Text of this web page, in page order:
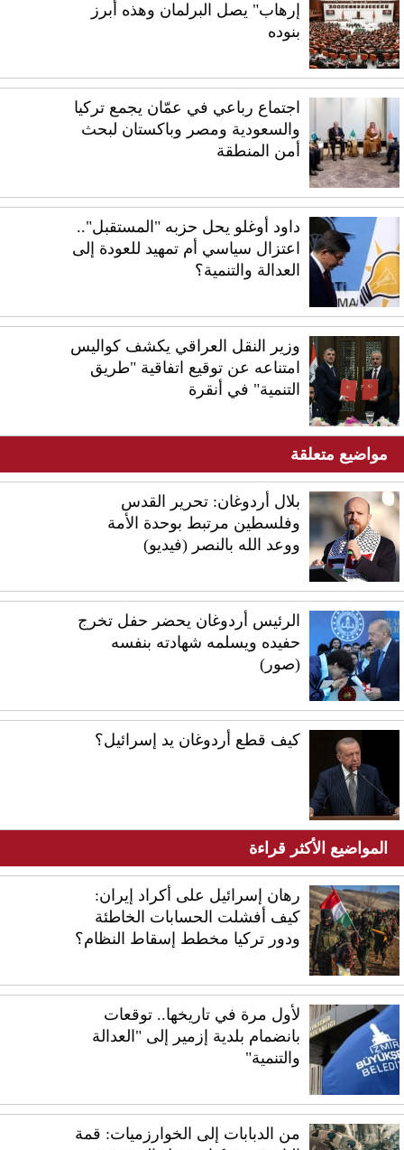
إرهاب" يصل البرلمان وهذه أبرز
بنوده
اجتماع رباعي في عمّان يجمع تركيا
والسعودية ومصر وباكستان لبحث
أمن المنطقة
داود أوغلو يحل حزبه "المستقبل"..
اعتزال سياسي أم تمهيد للعودة إلى
العدالة والتنمية؟
وزير النقل العراقي يكشف كواليس
امتناعه عن توقيع اتفاقية "طريق
التنمية" في أنقرة
مواضيع متعلقة
بلال أردوغان: تحرير القدس
وفلسطين مرتبط بوحدة الأمة
ووعد الله بالنصر (فيديو)
الرئيس أردوغان يحضر حفل تخرج
حفيده ويسلمه شهادته بنفسه
(صور)
كيف قطع أردوغان يد إسرائيل؟
المواضيع الأكثر قراءة
رهان إسرائيل على أكراد إيران:
كيف أفشلت الحسابات الخاطئة
ودور تركيا مخطط إسقاط النظام؟
لأول مرة في تاريخها.. توقعات
بانضمام بلدية إزمير إلى "العدالة
والتنمية"
من الدبابات إلى الخوارزميات: قمة